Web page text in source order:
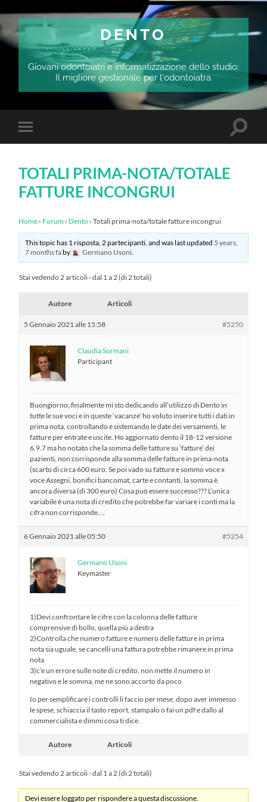
DENTO
Giovani odontoiatri e informatizzazione dello studio:
Il migliore gestionale per l'odontoiatra
Attiva/disattiva
il
dispositivi
mobili
TOTALI PRIMA-NOTA/TOTALE
FATTURE INCONGRUI
Home › Forum › Dento › Totali prima-nota/totale fatture incongrui
This topic has 1 risposta, 2 partecipanti, and was last updated 5 years,
7 months faby Germano Usoni.
Stai vedendo 2 articoli - dal 1 a 2 (di 2 totali)
Autore Articoli
5 Gennaio 2021 alle 15:58 #5250
Claudia Sormani
Participant
Buongiorno, finalmente mi sto dedicando all’utilizzo di Dento in
tutte le sue voci e in queste ‘vacanze’ ho voluto inserire tutti i dati in
prima nota, controllando e sistemando le date dei versamenti, le
fatture per entrate e uscite. Ho aggiornato dento il 18-12 versione
6.9.7 ma ho notato che la somma delle fatture su ‘fatture’ dei
pazienti, non corrisponde alla somma delle fatture in prima-nota
(scarto di circa 600 euro. Se poi vado su fatture e sommo voce x
voce Assegni, bonifici bancomat, carte e contanti, la somma è
ancora diversa (di 300 euro) Cosa può essere successo??? L’unica
variabile è una nota di credito che potrebbe far variare i conti ma la
cifra non corrisponde….
6 Gennaio 2021 alle 05:50 #5254
Germano Usoni
Keymaster
1)Devi confrontare le cifre con la colonna delle fatture
comprensive di bollo, quella più a destra
2)Controlla che numero fatture e numero delle fatture in prima
nota sia uguale, se cancelli una fattura potrebbe rimanere in prima
nota
3)c’e un errore sulle note di credito, non mette il numero in
negativo e le somma, me ne sono accorto da poco
Io per semplificare i controlli li faccio per mese, dopo aver immesso
le spese, schiaccia il tasto report, stampalo o fai un pdf e dallo al
commercialista e dimmi cosa ti dice.
Autore Articoli
Stai vedendo 2 articoli - dal 1 a 2 (di 2 totali)
Devi essere loggato per rispondere a questa discussione.